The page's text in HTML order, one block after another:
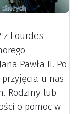
z Lourdes
Pawła II. Po
u nas
Rodziny lub
o pomoc w